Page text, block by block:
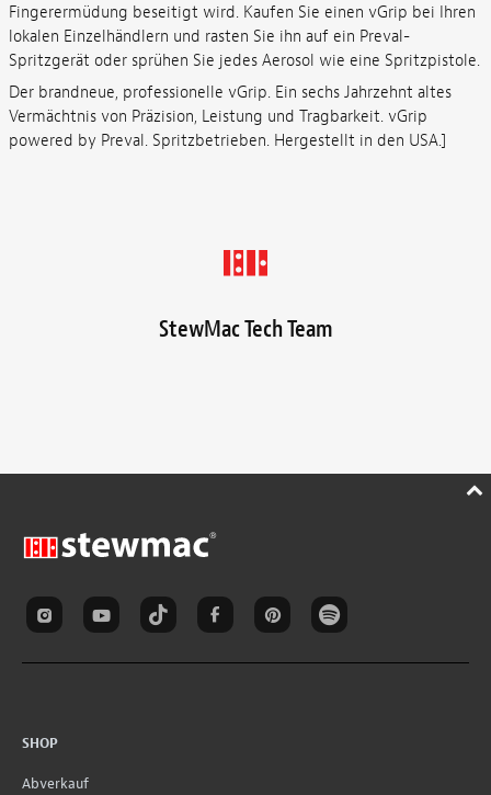
Fingerermüdung beseitigt wird. Kaufen Sie einen vGrip bei Ihren
lokalen Einzelhändlern und rasten Sie ihn auf ein Preval-
Spritzgerät oder sprühen Sie jedes Aerosol wie eine Spritzpistole.
Der brandneue, professionelle vGrip. Ein sechs Jahrzehnt altes
Vermächtnis von Präzision, Leistung und Tragbarkeit. vGrip
powered by Preval. Spritzbetrieben. Hergestellt in den USA.]
StewMac Tech Team
SHOP
Abverkauf